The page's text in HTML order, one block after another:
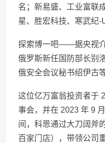
名；新易盛、工业富联
星、胜宏科技、寒武纪-
探索博一吧——据央视
俄罗斯新任国防部长别
俄安全会议秘书绍伊古等
这位亿万富翁投资者于
事会，并在 2023 年 9
间，科恩通过大刀阔斧
百家门店），带领公司